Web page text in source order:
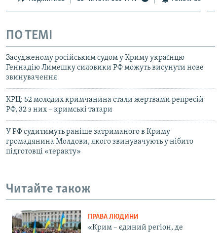
ПО ТЕМІ
Засудженому російським судом у Криму українцю
Геннадію Лимешку силовики РФ можуть висунути нове
звинувачення
КРЦ: 52 молодих кримчанина стали жертвами репресій
РФ, 32 з них – кримські татари
У РФ судитимуть раніше затриманого в Криму
громадянина Молдови, якого звинувачують у нібито
підготовці «теракту»
Читайте також
ПРАВА ЛЮДИНИ
«Крим – єдиний регіон, де